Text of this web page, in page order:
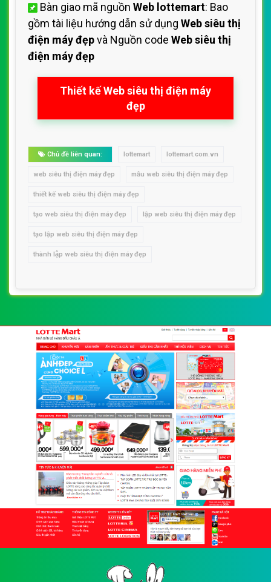
Bàn giao mã nguồn Web lottemart: Bao
gồm tài liệu hướng dẫn sử dụng Web siêu thị
điện máy đẹpvà Nguồn code Web siêu thị
điện máy đẹp
Thiết kế Web siêu thị điện máy
đẹp
Chủ đề liên quan: lottemart lottemart.com.vn
web siêu thị điện máy đẹp mẫu web siêu thị điện máy đẹp
thiết kế web siêu thị điện máy đẹp
tạo web siêu thị điện máy đẹp lập web siêu thị điện máy đẹp
tạo lập web siêu thị điện máy đẹp
thành lập web siêu thị điện máy đẹp